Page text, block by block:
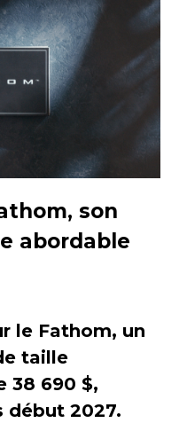
son
abordable
le Fathom, un
taille
38 690 $,
début 2027.